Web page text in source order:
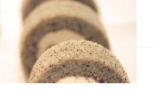
© 2026 稲田多佳子.